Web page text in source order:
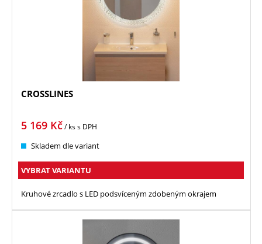
CROSSLINES
5 169 Kč/ kss DPH
Skladem dle variant
VYBRAT VARIANTU
Kruhové zrcadlo s LED podsvíceným zdobeným okrajem